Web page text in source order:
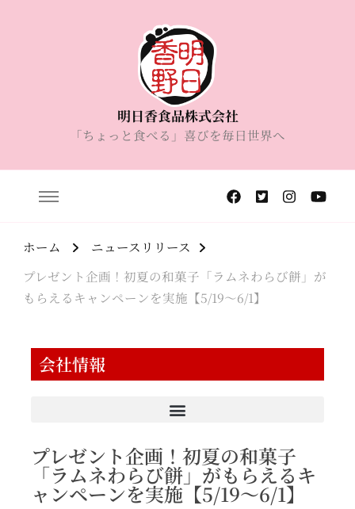
明日香食品株式会社
「ちょっと食べる」喜びを毎日世界へ
ホーム
ニュースリリース
プレゼント企画！初夏の和菓子「ラムネわらび餅」が
もらえるキャンペーンを実施【5/19～6/1】
会社情報
プレゼント企画！初夏の和菓子
「ラムネわらび餅」がもらえるキ
ャンペーンを実施【5/19～6/1】